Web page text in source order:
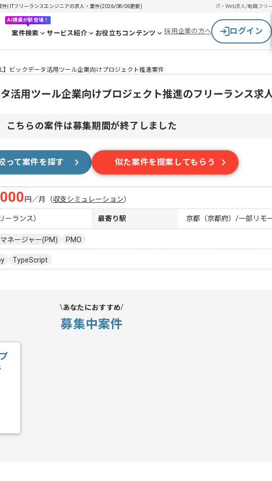
件| ITフリーランスエンジニアの求人・案件(2026/08/06更新) IT・Web求人/転職フリ
AI検索が新登場！
案件検索 サービス紹介 お役立ちコンテンツ 採用企業の方へ ログイン
】ビックデータ活用ツール企業向けプロジェクト推進案件
タ活用ツール企業向けプロジェクト推進のフリーランス求
こちらの案件は募集期間が終了しました
って案件を探す 似た案件を提案してもらう
円／月 （収支シミュレーション）
ーランス） 最寄り駅 京都（京都府）/一部リモ
ネージャー(PM) PMO
TypeScript
あなたにおすすめ
募集中案件